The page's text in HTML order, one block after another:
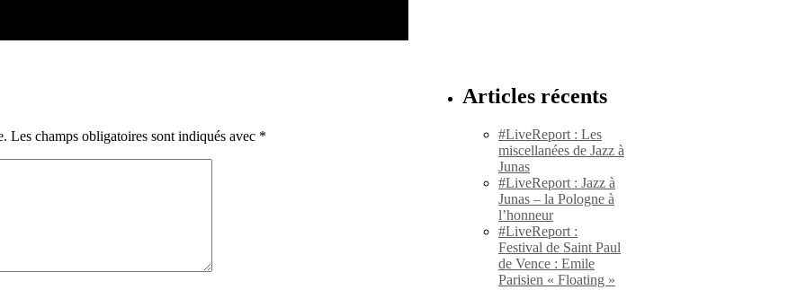
Les champs obligatoires sont indiqués avec *
Articles récents
#LiveReport : Les
miscellanées de Jazz à
Junas
#LiveReport : Jazz à
Junas – la Pologne à
l’honneur
#LiveReport :
Festival de Saint Paul
de Vence : Emile
Parisien « Floating »